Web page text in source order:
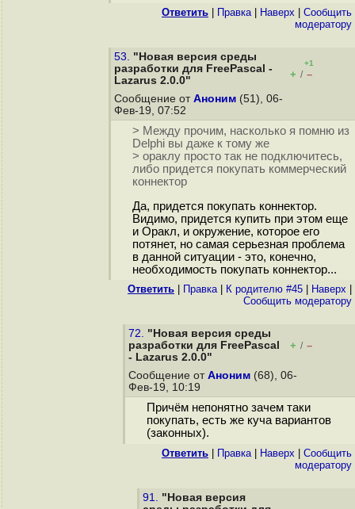
Ответить Правка| Наверх
Cообщить
модератору
53. "Новая версия среды
разработки для FreePascal -
Lazarus 2.0.0"
+1
+ / –
Сообщение от Аноним (51), 06-
Фев-19, 07:52
> Между прочим, насколько я помню из
Delphi вы даже к тому же
> ораклу просто так не подключитесь,
либо придется покупать коммерческий
коннектор
Да, придется покупать коннектор.
Видимо, придется купить при этом еще
и Оракл, и окружение, которое его
потянет, но самая серьезная проблема
в данной ситуации - это, конечно,
необходимость покупать коннектор...
Ответить Правка| К родителю #45 Наверх
Cообщить модератору
72. "Новая версия среды
разработки для FreePascal
- Lazarus 2.0.0"
+ / –
Сообщение от Аноним (68), 06-
Фев-19, 10:19
Причём непонятно зачем таки
покупать, есть же куча вариантов
(законных).
Ответить Правка| Наверх
Cообщить
модератору
91. "Новая версия